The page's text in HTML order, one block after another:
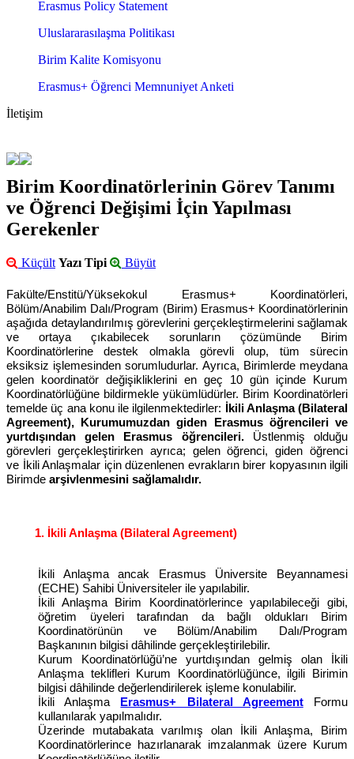
Erasmus Policy Statement
Uluslararasılaşma Politikası
Birim Kalite Komisyonu
Erasmus+ Öğrenci Memnuniyet Anketi
İletişim
Birim Koordinatörlerinin Görev Tanımı
ve Öğrenci Değişimi İçin Yapılması
Gerekenler
Küçült Yazı Tipi Büyüt
Fakülte/Enstitü/Yüksekokul Erasmus+ Koordinatörleri,
Bölüm/Anabilim Dalı/Program (Birim) Erasmus+ Koordinatörlerinin
aşağıda detaylandırılmış görevlerini gerçekleştirmelerini sağlamak
ve ortaya çıkabilecek sorunların çözümünde Birim
Koordinatörlerine destek olmakla görevli olup, tüm sürecin
eksiksiz işlemesinden sorumludurlar. Ayrıca, Birimlerde meydana
gelen koordinatör değişikliklerini en geç 10 gün içinde Kurum
Koordinatörlüğüne bildirmekle yükümlüdürler. Birim Koordinatörleri
temelde üç ana konu ile ilgilenmektedirler:
İkili Anlaşma (Bilateral
Agreement), Kurumumuzdan giden Erasmus öğrencileri ve
yurtdışından gelen Erasmus öğrencileri. Üstlenmiş olduğu
görevleri gerçekleştirirken ayrıca; gelen öğrenci, giden öğrenci
ve İkili Anlaşmalar için düzenlenen evrakların birer kopyasının ilgili
Birimde arşivlenmesini sağlamalıdır.
1. İkili Anlaşma (Bilateral Agreement)
İkili Anlaşma ancak Erasmus Üniversite Beyannamesi
(ECHE) Sahibi Üniversiteler ile yapılabilir.
İkili Anlaşma Birim Koordinatörlerince yapılabileceği gibi,
öğretim üyeleri tarafından da bağlı oldukları Birim
Koordinatörünün ve Bölüm/Anabilim Dalı/Program
Başkanının bilgisi dâhilinde gerçekleştirilebilir.
Kurum Koordinatörlüğü’ne yurtdışından gelmiş olan İkili
Anlaşma teklifleri Kurum Koordinatörlüğünce, ilgili Birimin
bilgisi dâhilinde değerlendirilerek işleme konulabilir.
İkili Anlaşma
Erasmus+ Bilateral AgreementFormu
kullanılarak yapılmalıdır.
Üzerinde mutabakata varılmış olan İkili Anlaşma, Birim
Koordinatörlerince hazırlanarak imzalanmak üzere Kurum